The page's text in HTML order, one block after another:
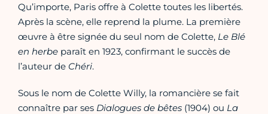
Qu’importe, Paris offre à Colette toutes les libertés.
Après la scène, elle reprend la plume. La première
œuvre à être signée du seul nom de Colette, Le Blé
en herbe paraît en 1923, confirmant le succès de
l’auteur de Chéri.
Sous le nom de Colette Willy, la romancière se fait
connaître par ses Dialogues de bêtes (1904) ou La